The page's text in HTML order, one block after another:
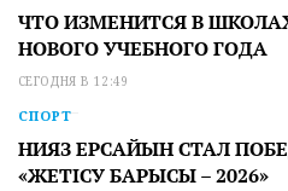
ЧТО ИЗМЕНИТСЯ В
НОВОГО УЧЕБНОГО ГОДА
СЕГОДНЯ В 12:49
СПОРТ
НИЯЗ ЕРСАЙЫН СТАЛ
«ЖЕТІСУ БАРЫСЫ – 2026»